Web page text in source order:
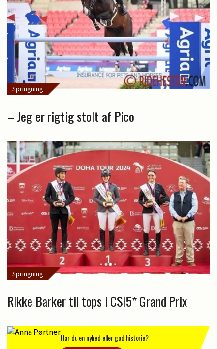
Springning
– Jeg er rigtig stolt af Pico
Springning
Rikke Barker til tops i CSI5* Grand Prix
Har du en nyhed eller god historie?